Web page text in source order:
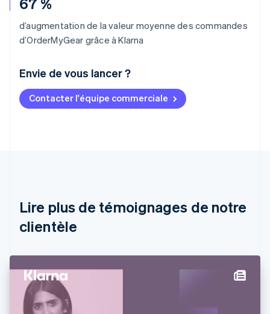
d’augmentation de la valeur moyenne des commandes
d’OrderMyGear grâce à Klarna
Envie de vous lancer ?
Contacter l'équipe commerciale
Lire plus de témoignages de notre
clientèle
Allemagne
Brésil
PortuguêsEnglish
Bulgarie
Chine continentale
简体中文
Chypre
English